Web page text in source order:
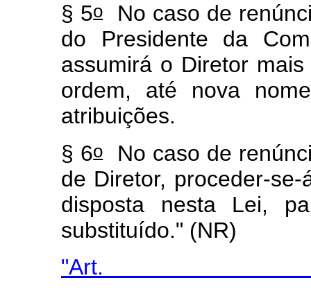
§ 5oNo caso de
do Presidente da
assumirá o Diretor
ordem, até nova
atribuições.
§ 6oNo caso de
de Diretor, proceder-
disposta nesta Lei,
substituído." (NR)